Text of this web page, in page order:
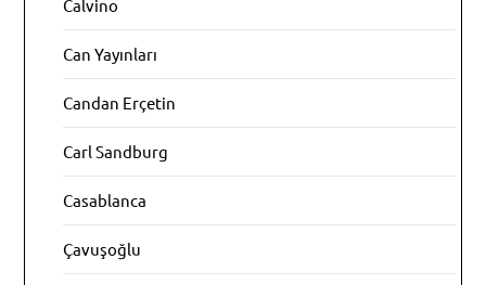
Calvino
Can Yayınları
Candan Erçetin
Carl Sandburg
Casablanca
Çavuşoğlu